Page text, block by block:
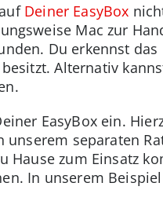
Deiner EasyBox
Mac zur
Du erkennst
Alternativ
EasyBox ein.
separaten
Hause zum Einsatz
In unserem